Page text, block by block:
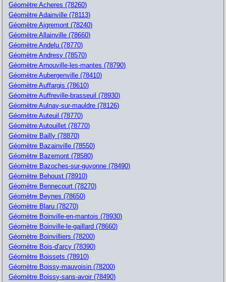
Géomètre Acheres (78260)
Géomètre Adainville (78113)
Géomètre Aigremont (78240)
Géomètre Allainville (78660)
Géomètre Andelu (78770)
Géomètre Andresy (78570)
Géomètre Arnouville-les-mantes (78790)
Géomètre Aubergenville (78410)
Géomètre Auffargis (78610)
Géomètre Auffreville-brasseuil (78930)
Géomètre Aulnay-sur-mauldre (78126)
Géomètre Auteuil (78770)
Géomètre Autouillet (78770)
Géomètre Bailly (78870)
Géomètre Bazainville (78550)
Géomètre Bazemont (78580)
Géomètre Bazoches-sur-guyonne (78490)
Géomètre Behoust (78910)
Géomètre Bennecourt (78270)
Géomètre Beynes (78650)
Géomètre Blaru (78270)
Géomètre Boinville-en-mantois (78930)
Géomètre Boinville-le-gaillard (78660)
Géomètre Boinvilliers (78200)
Géomètre Bois-d'arcy (78390)
Géomètre Boissets (78910)
Géomètre Boissy-mauvoisin (78200)
Géomètre Boissy-sans-avoir (78490)